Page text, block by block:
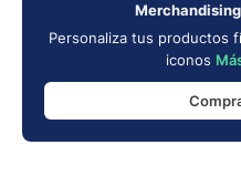
Personaliza tus productos
iconos